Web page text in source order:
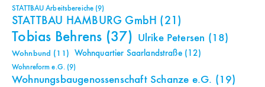
STATTBAU Arbeitsbereiche (9)
STATTBAU HAMBURG GmbH (21)
Tobias Behrens (37) Ulrike Petersen (18)
Wohnbund (11) Wohnquartier Saarlandstraße(12)
Wohnreform e.G.(9)
Wohnungsbaugenossenschaft Schanze e.G. (19)